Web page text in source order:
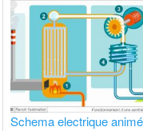
Schema electrique animé